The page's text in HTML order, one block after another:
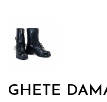
GHETE